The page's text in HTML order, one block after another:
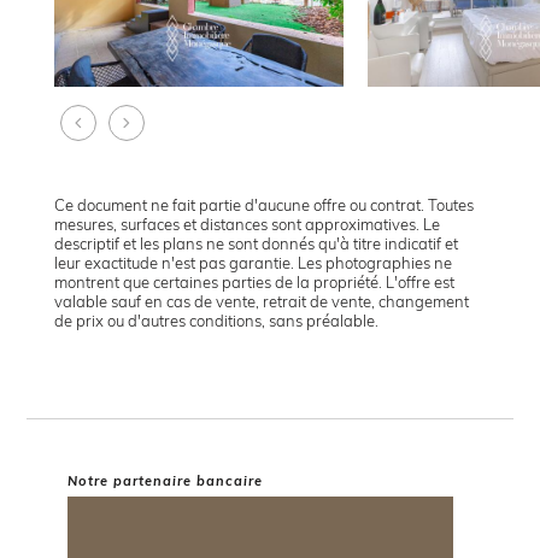
Ce document ne fait partie d'aucune offre ou contrat. Toutes
mesures, surfaces et distances sont approximatives. Le
descriptif et les plans ne sont donnés qu'à titre indicatif et
leur exactitude n'est pas garantie. Les photographies ne
montrent que certaines parties de la propriété. L'offre est
valable sauf en cas de vente, retrait de vente, changement
de prix ou d'autres conditions, sans préalable.
Notre partenaire bancaire